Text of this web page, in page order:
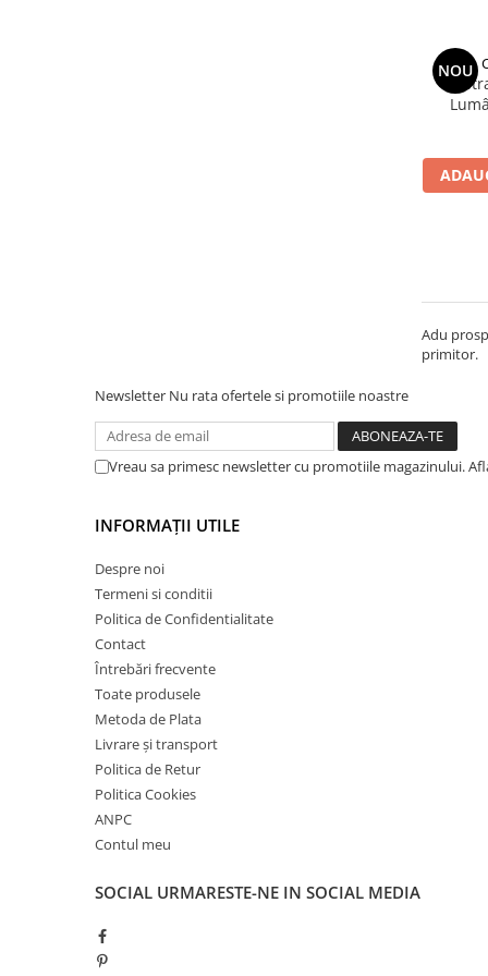
NOU
Adu
primitor.
Newsletter Nu rata ofertele si promotiile noastre
Vreau sa primesc newsletter cu promotiile magazinului.
INFORMAȚII UTILE
Despre noi
Termeni si conditii
Politica de Confidentialitate
Contact
Întrebări frecvente
Toate produsele
Metoda de Plata
Livrare și transport
Politica de Retur
Politica Cookies
ANPC
Contul meu
SOCIAL URMARESTE-NE IN SOCIAL MEDIA